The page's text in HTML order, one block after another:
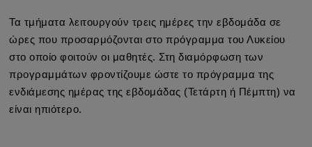
Τα τμήματα λειτουργούν τρεις ημέρες την εβδομάδα σε
ώρες που προσαρμόζονται στο πρόγραμμα του Λυκείου
στο οποίο φοιτούν οι μαθητές. Στη διαμόρφωση των
προγραμμάτων φροντίζουμε ώστε το πρόγραμμα της
ενδιάμεσης ημέρας της εβδομάδας (Τετάρτη ή Πέμπτη) να
είναι ηπιότερo.